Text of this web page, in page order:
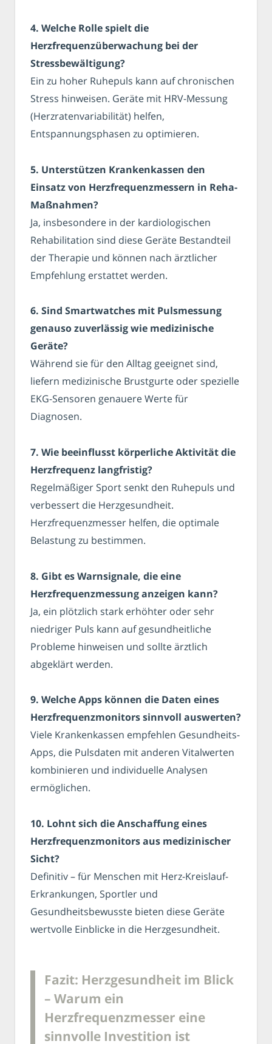
4. Welche Rolle spielt die
Herzfrequenzüberwachung bei der
Stressbewältigung?
Ein zu hoher Ruhepuls kann auf chronischen
Stress hinweisen. Geräte mit HRV-Messung
(Herzratenvariabilität) helfen,
Entspannungsphasen zu optimieren.
5. Unterstützen Krankenkassen den
Einsatz von Herzfrequenzmessern in Reha-
Maßnahmen?
Ja, insbesondere in der kardiologischen
Rehabilitation sind diese Geräte Bestandteil
der Therapie und können nach ärztlicher
Empfehlung erstattet werden.
6. Sind Smartwatches mit Pulsmessung
genauso zuverlässig wie medizinische
Geräte?
Während sie für den Alltag geeignet sind,
liefern medizinische Brustgurte oder spezielle
EKG-Sensoren genauere Werte für
Diagnosen.
7. Wie beeinflusst körperliche Aktivität die
Herzfrequenz langfristig?
Regelmäßiger Sport senkt den Ruhepuls und
verbessert die Herzgesundheit.
Herzfrequenzmesser helfen, die optimale
Belastung zu bestimmen.
8. Gibt es Warnsignale, die eine
Herzfrequenzmessung anzeigen kann?
Ja, ein plötzlich stark erhöhter oder sehr
niedriger Puls kann auf gesundheitliche
Probleme hinweisen und sollte ärztlich
abgeklärt werden.
9. Welche Apps können die Daten eines
Herzfrequenzmonitors sinnvoll auswerten?
Viele Krankenkassen empfehlen Gesundheits-
Apps, die Pulsdaten mit anderen Vitalwerten
kombinieren und individuelle Analysen
ermöglichen.
10. Lohnt sich die Anschaffung eines
Herzfrequenzmonitors aus medizinischer
Sicht?
Definitiv – für Menschen mit Herz-Kreislauf-
Erkrankungen, Sportler und
Gesundheitsbewusste bieten diese Geräte
wertvolle Einblicke in die Herzgesundheit.
Fazit: Herzgesundheit im Blick
– Warum ein
Herzfrequenzmesser eine
sinnvolle Investition ist